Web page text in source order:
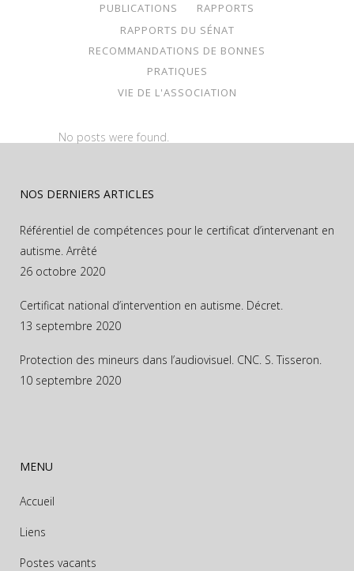
PUBLICATIONS
RAPPORTS
RAPPORTS DU SÉNAT
RECOMMANDATIONS DE BONNES
PRATIQUES
VIE DE L'ASSOCIATION
No posts were found.
NOS DERNIERS ARTICLES
Référentiel de compétences pour le certificat d’intervenant en
autisme. Arrêté
26 octobre 2020
Certificat national d’intervention en autisme. Décret.
13 septembre 2020
Protection des mineurs dans l’audiovisuel. CNC. S. Tisseron.
10 septembre 2020
MENU
Accueil
Liens
Postes vacants